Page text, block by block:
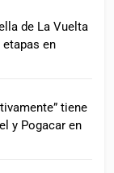
de La Vuelta
etapas en
tiene
y Pogacar en